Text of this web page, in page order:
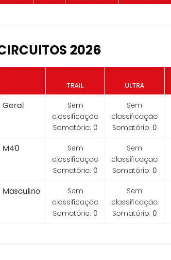
2026
TRAIL ULTRA
Geral
Sem
classificação
Somatório: 0
Sem
classificação
Somatório: 0
M40
Sem
classificação
Somatório: 0
Sem
classificação
Somatório: 0
Masculino
Sem
classificação
Somatório: 0
Sem
classificação
Somatório: 0